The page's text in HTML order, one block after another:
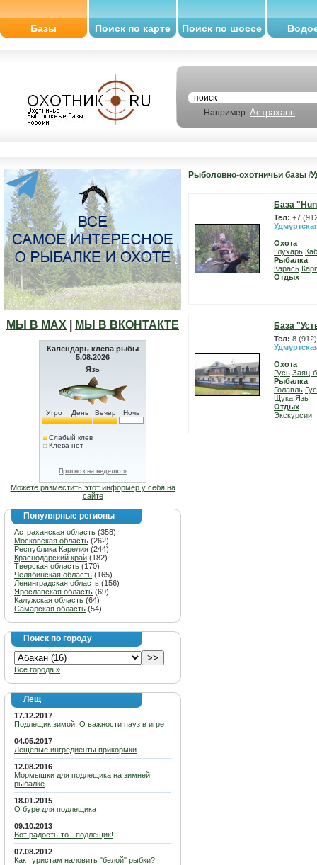
Базы Поиск по карте Поиск по шоссе
Например: Астрахань
МЫ В МАХ МЫ В ВКОНТАКТЕ
Календарь клева рыбы
5.08.2026
Язь
Утро День Вечер Ночь
Слабый клев
Клева нет
Прогноз на неделю »
Можете разместить этот информер у себя на
сайте
Популярные регионы
Астраханская область (358)
Московская область (262)
Республика Карелия (244)
Краснодарский край (182)
Тверская область (170)
Челябинская область (165)
Ленинградская область (156)
Ярославская область (69)
Калужская область (64)
Самарская область (54)
Поиск по городу
Все города »
Лещ
17.12.2017
Подлещик зимой. О важности пауз в игре
04.05.2017
Лещевые ингредиенты прикормки
12.08.2016
Мормышки для подлещика на зимней
рыбалке
18.01.2015
О буре для подлещика
09.10.2013
Вот радость-то - подлещик!
07.08.2012
Как туристам наловить "белой" рыбки?
Рыболовно-охотничьи базы /
База
Тел: +7
Охота
Глухарь
Рыбалка
Карась
Отдых
База
Тел: 8
Охота
Гусь Заяц-
Рыбалка
Голавль
Щука Язь
Отдых
Экскурсии